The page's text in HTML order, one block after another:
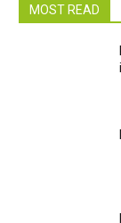
MOST READ